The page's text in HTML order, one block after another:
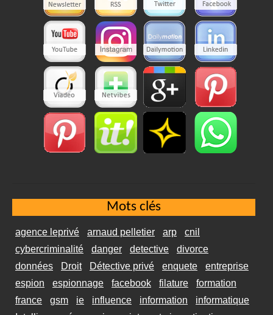
Mots clés
agence leprivé arnaud pelletier arp
cnil
cybercriminalité
danger detective
divorce
données
Droit Détective privé enquete
entreprise
espion
espionnage facebook filature
formation
france
gsm ie influence information
informatique